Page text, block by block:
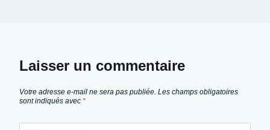
Laisser un commentaire
Votre adresse e-mail ne sera pas publiée. Les champs obligatoires
sont indiqués avec *